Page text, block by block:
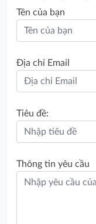
Tên của bạn
Địa chỉ Email
Tiêu đề:
Thông tin yêu cầu